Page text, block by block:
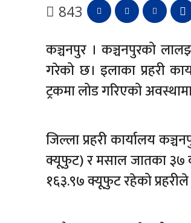
843
कञ्चनपुर । कञ्चनपुरको
गरेको छ। इलाका प्रहरी
ट्रकमा लोड गरिएको
जिल्ला प्रहरी कार्यालय
क्यूफुट) र मसाल जातका ३७
१६३.९७ क्यूफुट रहेको